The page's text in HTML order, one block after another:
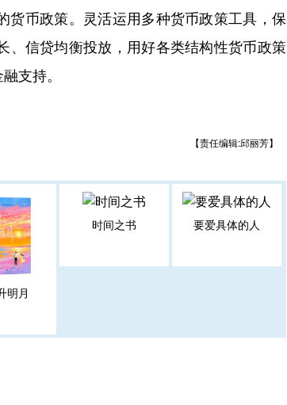
币政策。灵活运用多种货币政策工具，保
、信贷均衡投放，用好各类结构性货币政策
支持。
【责任编辑:邱丽芳】
明月
时间之书 要爱具体的人